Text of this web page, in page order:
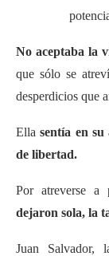
No aceptaba la
que sólo se
desperdicios que
Ellasentía en
de libertad.
Por atreverse a
dejaron sola, la
Juan Salvador,